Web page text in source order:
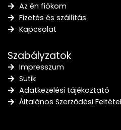
Az én fiókom
Fizetés és szállítás
Kapcsolat
Szabályzatok
Impresszum
Sütik
Adatkezelési tájékoztató
Általános Szerződési